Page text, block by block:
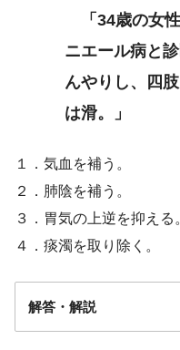
「34歳の女
ニエール病と
んやりし、四
は滑。」
１．気血を補う。
２．肺陰を補う。
３．胃気の上逆を抑える
４．痰濁を取り除く。
解答・解説